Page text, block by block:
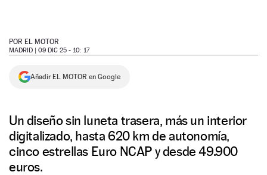
SÍGUENOS
POR EL MOTOR
MADRID | 09 DIC 25 - 10: 17
Añadir EL MOTOR en Google
Un diseño sin luneta trasera, más un interior
digitalizado, hasta 620 km de autonomía,
cinco estrellas Euro NCAP y desde 49.900
euros.